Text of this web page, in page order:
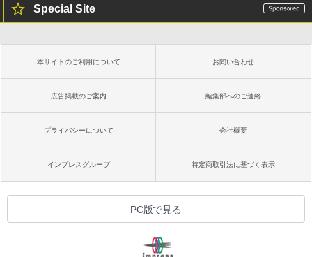
Special Site
本サイトのご利用について お問い合わせ
広告掲載のご案内 編集部へのご連絡
プライバシーについて 会社概要
インプレスグループ 特定商取引法に基づく表示
PC版で見る